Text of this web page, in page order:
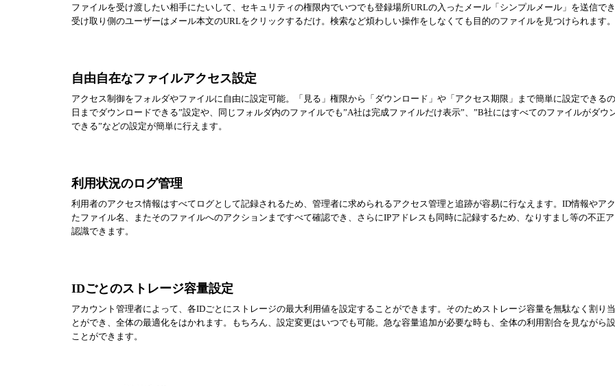
ファイルを受け渡したい相手にたいして、セキュリティの権限内でいつでも登録場所URLの入ったメール「シンプルメール」を送信で
受け取り側のユーザーはメール本文のURLをクリックするだけ。検索など煩わしい操作をしなくても目的のファイルを見つけられます。
自由自在なファイルアクセス設定
アクセス制御をフォルダやファイルに自由に設定可能。「見る」権限から「ダウンロード」や「アクセス期限」まで簡単に設定できる
日までダウンロードできる”設定や、同じフォルダ内のファイルでも”A社は完成ファイルだけ表示”、”B社にはすべてのファイルがダウ
できる”などの設定が簡単に行えます。
利用状況のログ管理
利用者のアクセス情報はすべてログとして記録されるため、管理者に求められるアクセス管理と追跡が容易に行なえます。ID情報やア
たファイル名、またそのファイルへのアクションまですべて確認でき、さらにIPアドレスも同時に記録するため、なりすまし等の不正
認識できます。
IDごとのストレージ容量設定
アカウント管理者によって、各IDごとにストレージの最大利用値を設定することができます。そのためストレージ容量を無駄なく割り
とができ、全体の最適化をはかれます。もちろん、設定変更はいつでも可能。急な容量追加が必要な時も、全体の利用割合を見ながら
ことができます。